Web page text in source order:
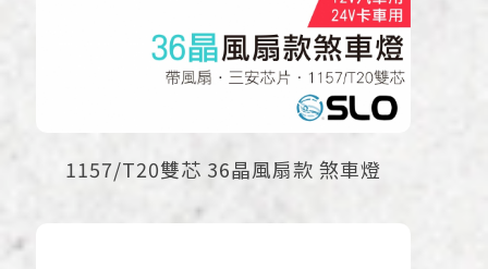
1157/T20雙芯 36晶風扇款 煞車燈